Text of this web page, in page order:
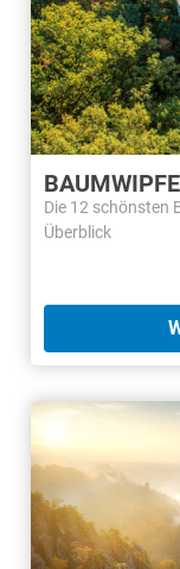
Die 12 schönsten
Überblick